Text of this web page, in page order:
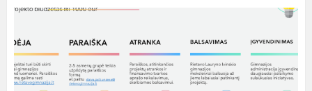
SIŪLYK
IDĖJĄ
IR
DARYKIME